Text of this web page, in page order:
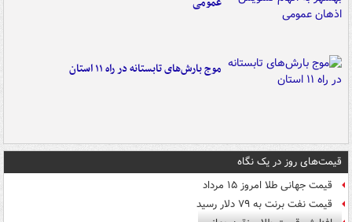
موج بارش‌های تابستانه در راه ۱۱ استان
قیمت‌های روز در یک نگاه
قیمت جهانی طلا امروز ۱۵ مرداد
قیمت نفت برنت به ۷۹ دلار رسید